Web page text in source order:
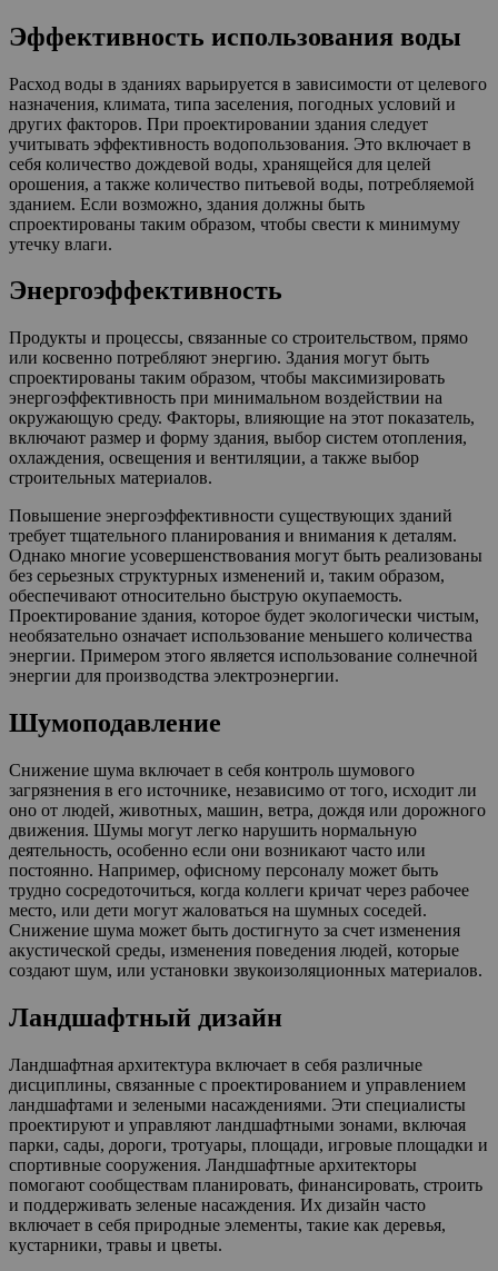
Эффективность использования воды
Расход воды в зданиях варьируется в зависимости от целевого
назначения, климата, типа заселения, погодных условий и
других факторов. При проектировании здания следует
учитывать эффективность водопользования. Это включает в
себя количество дождевой воды, хранящейся для целей
орошения, а также количество питьевой воды, потребляемой
зданием. Если возможно, здания должны быть
спроектированы таким образом, чтобы свести к минимуму
утечку влаги.
Энергоэффективность
Продукты и процессы, связанные со строительством, прямо
или косвенно потребляют энергию. Здания могут быть
спроектированы таким образом, чтобы максимизировать
энергоэффективность при минимальном воздействии на
окружающую среду. Факторы, влияющие на этот показатель,
включают размер и форму здания, выбор систем отопления,
охлаждения, освещения и вентиляции, а также выбор
строительных материалов.
Повышение энергоэффективности существующих зданий
требует тщательного планирования и внимания к деталям.
Однако многие усовершенствования могут быть реализованы
без серьезных структурных изменений и, таким образом,
обеспечивают относительно быструю окупаемость.
Проектирование здания, которое будет экологически чистым,
необязательно означает использование меньшего количества
энергии. Примером этого является использование солнечной
энергии для производства электроэнергии.
Шумоподавление
Снижение шума включает в себя контроль шумового
загрязнения в его источнике, независимо от того, исходит ли
оно от людей, животных, машин, ветра, дождя или дорожного
движения. Шумы могут легко нарушить нормальную
деятельность, особенно если они возникают часто или
постоянно. Например, офисному персоналу может быть
трудно сосредоточиться, когда коллеги кричат через рабочее
место, или дети могут жаловаться на шумных соседей.
Снижение шума может быть достигнуто за счет изменения
акустической среды, изменения поведения людей, которые
создают шум, или установки звукоизоляционных материалов.
Ландшафтный дизайн
Ландшафтная архитектура включает в себя различные
дисциплины, связанные с проектированием и управлением
ландшафтами и зелеными насаждениями. Эти специалисты
проектируют и управляют ландшафтными зонами, включая
парки, сады, дороги, тротуары, площади, игровые площадки и
спортивные сооружения. Ландшафтные архитекторы
помогают сообществам планировать, финансировать, строить
и поддерживать зеленые насаждения. Их дизайн часто
включает в себя природные элементы, такие как деревья,
кустарники, травы и цветы.